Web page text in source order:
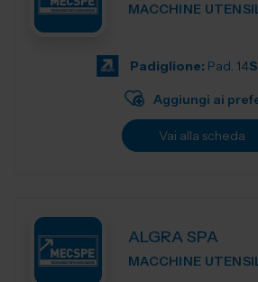
MACCHINE
Padiglione: Pad. 14
Aggiungi ai
Vai alla scheda
ALGRA SPA
MACCHINE